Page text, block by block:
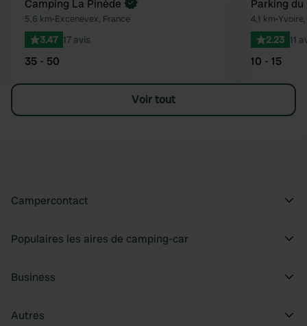
Préféré
Camping La Pinède
5,6 km•Excenevex, France
3.47 17 avis
35 - 50
Parking du
4,1 km•
2.23 11
10 - 15
Voir tout
Campercontact
Populaires les aires de camping-car
Business
Autres